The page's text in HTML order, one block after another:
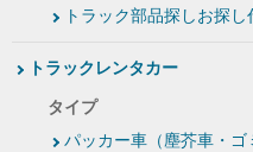
トラック部品探しお探し
トラックレンタカー
タイプ
パッカー車（塵芥車・ゴ